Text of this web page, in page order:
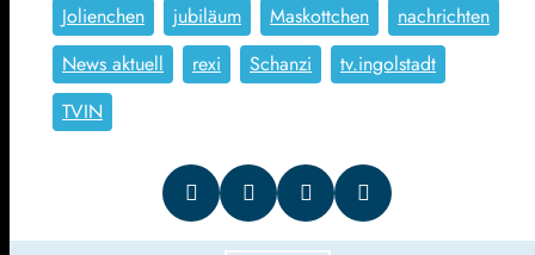
Jolienchen
jubiläum Maskottchen
nachrichten
News aktuell
rexi Schanzi
tv.ingolstadt
TVIN